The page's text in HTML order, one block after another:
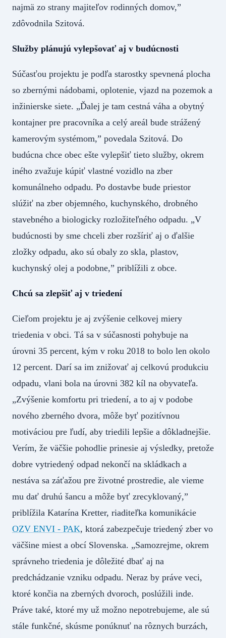
najmä zo strany majiteľov rodinných domov,”
zdôvodnila Szitová.
Služby plánujú vylepšovať aj v budúcnosti
Súčasťou projektu je podľa starostky spevnená plocha
so zbernými nádobami, oplotenie, vjazd na pozemok a
inžinierske siete. „Ďalej je tam cestná váha a obytný
kontajner pre pracovníka a celý areál bude strážený
kamerovým systémom,” povedala Szitová. Do
budúcna chce obec ešte vylepšiť tieto služby, okrem
iného zvažuje kúpiť vlastné vozidlo na zber
komunálneho odpadu. Po dostavbe bude priestor
slúžiť na zber objemného, kuchynského, drobného
stavebného a biologicky rozložiteľného odpadu. „V
budúcnosti by sme chceli zber rozšíriť aj o ďalšie
zložky odpadu, ako sú obaly zo skla, plastov,
kuchynský olej a podobne,” priblížili z obce.
Chcú sa zlepšiť aj v triedení
Cieľom projektu je aj zvýšenie celkovej miery
triedenia v obci. Tá sa v súčasnosti pohybuje na
úrovni 35 percent, kým v roku 2018 to bolo len okolo
12 percent. Darí sa im znižovať aj celkovú produkciu
odpadu, vlani bola na úrovni 382 kíl na obyvateľa.
„Zvýšenie komfortu pri triedení, a to aj v podobe
nového zberného dvora, môže byť pozitívnou
motiváciou pre ľudí, aby triedili lepšie a dôkladnejšie.
Verím, že väčšie pohodlie prinesie aj výsledky, pretože
dobre vytriedený odpad nekončí na skládkach a
nestáva sa záťažou pre životné prostredie, ale vieme
mu dať druhú šancu a môže byť zrecyklovaný,”
priblížila Katarína Kretter, riaditeľka komunikácie
OZV ENVI - PAK, ktorá zabezpečuje triedený zber vo
väčšine miest a obcí Slovenska. „Samozrejme, okrem
správneho triedenia je dôležité dbať aj na
predchádzanie vzniku odpadu. Neraz by práve veci,
ktoré končia na zberných dvoroch, poslúžili inde.
Práve také, ktoré my už možno nepotrebujeme, ale sú
stále funkčné, skúsme ponúknuť na rôznych burzách,